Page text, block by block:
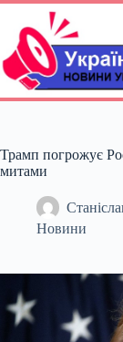
Перейти
вмісту
Трамп погрожує
митами
Новини